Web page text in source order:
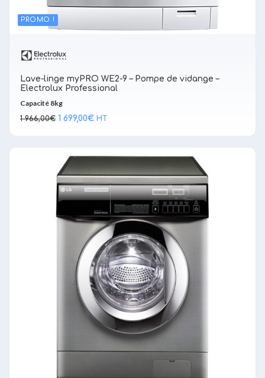
PROMO !
Lave-linge myPRO WE2-9 – Pompe de vidange –
Electrolux Professional
Capacité 8kg
1 966,00€ Le
1 966,00€.
1 699,00€Le
1 699,00€.
HT